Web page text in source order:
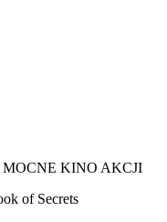
MOCNE KINO AKCJI
of Secrets